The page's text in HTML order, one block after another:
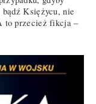
Księżycu, nie
to przecież fikcja –